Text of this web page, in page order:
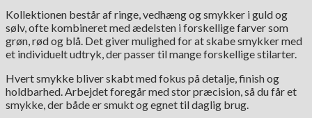
Kollektionen består af ringe, vedhæng og smykker i guld og
sølv, ofte kombineret med ædelsten i forskellige farver som
grøn, rød og blå. Det giver mulighed for at skabe smykker med
et individuelt udtryk, der passer til mange forskellige stilarter.
Hvert smykke bliver skabt med fokus på detalje, finish og
holdbarhed. Arbejdet foregår med stor præcision, så du får et
smykke, der både er smukt og egnet til daglig brug.